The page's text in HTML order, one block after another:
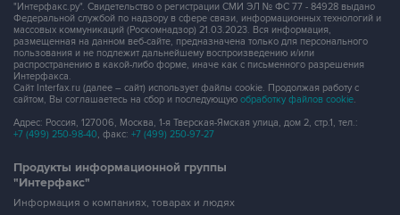
"Интерфакс.ру". Свидетельство о регистрации СМИ ЭЛ № ФС 77 - 84928 выдано
Федеральной службой по надзору в сфере связи, информационных технологий и
массовых коммуникаций (Роскомнадзор) 21.03.2023. Вся информация,
размещенная на данном веб-сайте, предназначена только для персонального
пользования и не подлежит дальнейшему воспроизведению и/или
распространению в какой-либо форме, иначе как с письменного разрешения
Интерфакса.
Сайт Interfax.ru (далее – сайт) использует файлы cookie. Продолжая работу с
сайтом, Вы соглашаетесь на сбор и последующую обработку файлов cookie.
Адрес: Россия, 127006, Москва, 1-я Тверская-Ямская улица, дом 2, стр.1, тел.:
+7 (499) 250-98-40, факс: +7 (499) 250-97-27
Продукты информационной группы
"Интерфакс"
Информация о компаниях, товарах и людях